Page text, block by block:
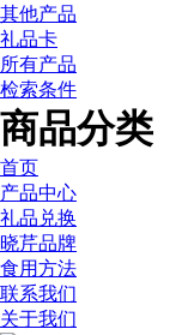
其他产品
礼品卡
所有产品
检索条件
商品分类
首页
产品中心
礼品兑换
晓芹品牌
食用方法
联系我们
关于我们